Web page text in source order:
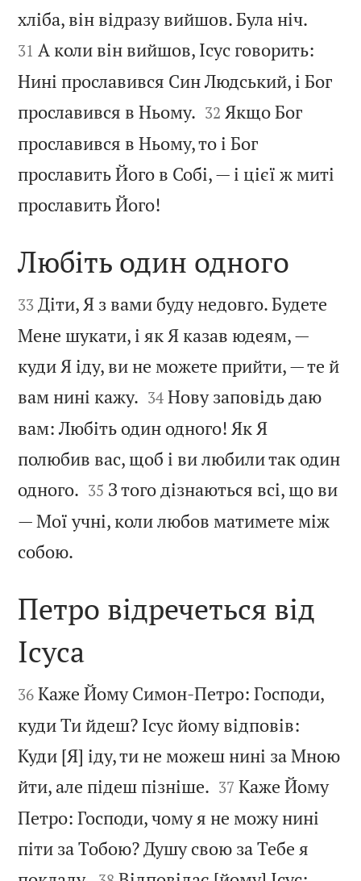
хліба, він відразу вийшов. Була ніч.
31 А коли він вийшов, Ісус говорить:
Нині прославився Син Людський, і Бог
прославився в Ньому. 

32 Якщо Бог
прославився в Ньому, то і Бог
прославить Його в Собі, — і цієї ж миті
прославить Його!

Любіть один одного

33 Діти, Я з вами буду недовго. Будете
Мене шукати, і як Я казав юдеям, —
куди Я іду, ви не можете прийти, — те й
вам нині кажу. 

34 Нову заповідь даю
вам: Любіть один одного! Як Я
полюбив вас, щоб і ви любили так один
одного. 

35 З того дізнаються всі, що ви
— Мої учні, коли любов матимете між
собою.

Петро відречеться від
Ісуса

36 Каже Йому Симон-Петро: Господи,
куди Ти йдеш? Ісус йому відповів:
Куди [Я] іду, ти не можеш нині за Мною
йти, але підеш пізніше. 

37 Каже Йому
Петро: Господи, чому я не можу нині
піти за Тобою? Душу свою за Тебе я